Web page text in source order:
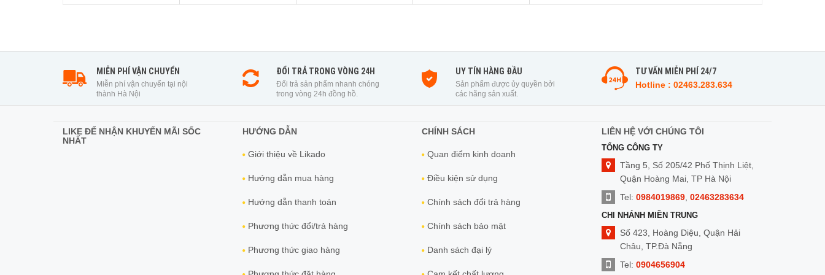
MIỄN PHÍ VẬN CHUYỂN
Miễn phí vận chuyển tại nội
thành Hà Nội
ĐỔI TRẢ TRONG VÒNG 24H
Đổi trả sản phẩm nhanh chóng
trong vòng 24h đồng hồ.
UY TÍN HÀNG ĐẦU
Sản phẩm được ủy quyền bởi
các hãng sản xuất.
TƯ VẤN MIỄN PHÍ 24/7
Hotline : 02463.283.634
LIKE ĐỂ NHẬN KHUYẾN MÃI SỐC
NHẤT
HƯỚNG DẪN
Giới thiệu về Likado
Hướng dẫn mua hàng
Hướng dẫn thanh toán
Phương thức đổi/trả hàng
Phương thức giao hàng
CHÍNH SÁCH
Quan điểm kinh doanh
Điều kiện sử dụng
Chính sách đổi trả hàng
Chính sách bảo mật
Danh sách đại lý
LIÊN HỆ VỚI CHÚNG TÔI
TỔNG CÔNG TY
Tầng 5, Số 205/42 Phố Thịnh Liệt,
Quận Hoàng Mai, TP Hà Nội
Tel: 0984019869, 02463283634
CHI NHÁNH MIỀN TRUNG
Số 423, Hoàng Diệu, Quận Hải
Châu, TP.Đà Nẵng
Tel: 0904656904